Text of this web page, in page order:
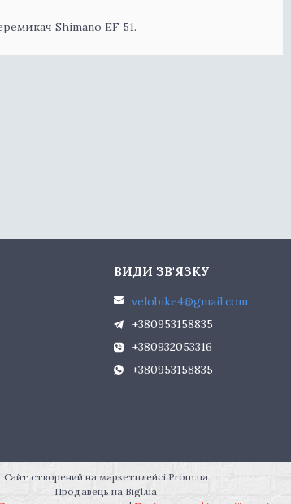
Shimano EF 51.
velobike4@gmail.com
+380953158835
+380932053316
+380953158835
Сайт створений на маркетплейсі Prom.ua
Продавець на Bigl.ua